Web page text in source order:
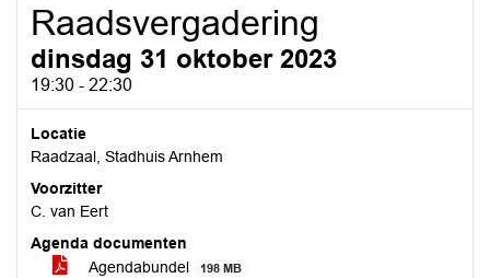
Raadsvergadering
dinsdag 31 oktober 2023
19:30 - 22:30
Locatie
Raadzaal, Stadhuis Arnhem
Voorzitter
C. van Eert
Agenda documenten
Agendabundel
198 MB